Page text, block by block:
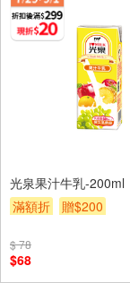
光泉果汁牛乳-200ml
滿額折
贈$200
$ 78
$68